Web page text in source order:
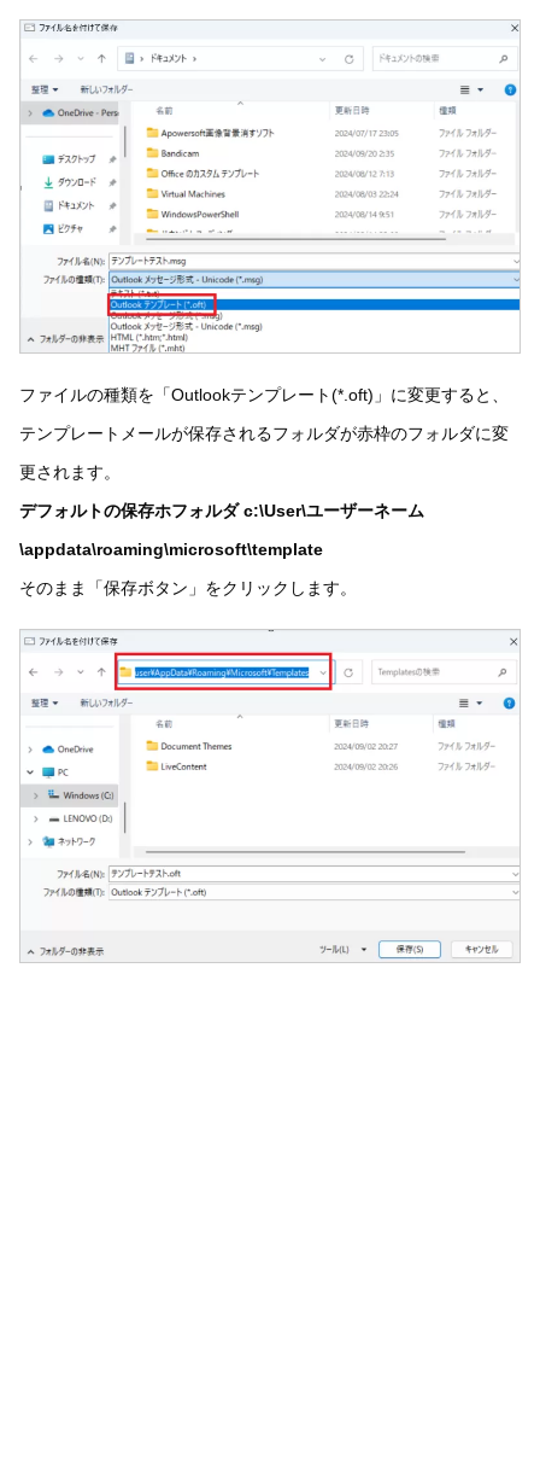
ファイルの種類を「Outlookテンプレート(*.oft)」に変更すると、
テンプレートメールが保存されるフォルダが赤枠のフォルダに変
更されます。
デフォルトの保存ホフォルダ c:\User\ユーザーネーム
\appdata\roaming\microsoft\template
そのまま「保存ボタン」をクリックします。